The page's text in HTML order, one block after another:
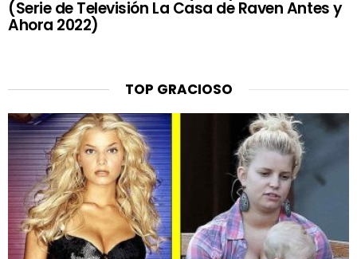
(Serie de Televisión La Casa de Raven Antes y
Ahora 2022)
TOP GRACIOSO